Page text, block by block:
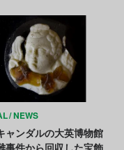
NEWS
ャンダルの大英博物館